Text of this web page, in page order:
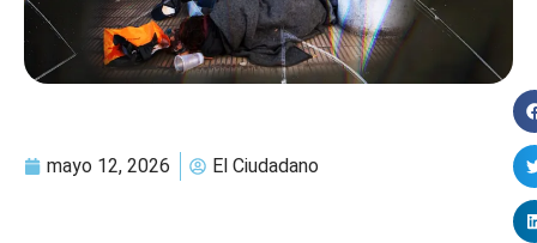
mayo 12, 2026 El Ciudadano